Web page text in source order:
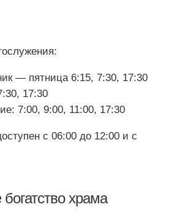
— пятница 6:15, 7:30, 17:30
17:30
7:00, 9:00, 11:00, 17:30
с 06:00 до 12:00 и с
храма